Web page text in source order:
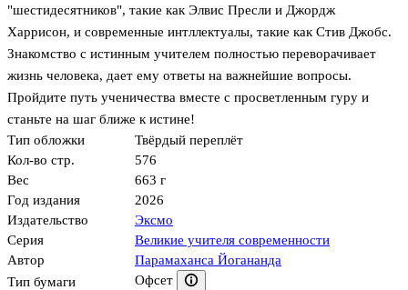
"шестидесятников", такие как Элвис Пресли и Джордж
Харрисон, и современные интллектуалы, такие как Стив Джобс.
Знакомство с истинным учителем полностью переворачивает
жизнь человека, дает ему ответы на важнейшие вопросы.
Пройдите путь ученичества вместе с просветленным гуру и
станьте на шаг ближе к истине!
Тип обложки
Твёрдый переплёт
Кол-во стр.
576
Вес
663 г
Год издания
2026
Издательство
Эксмо
Серия
Великие учителя современности
Автор
Парамаханса Йогананда
Тип бумаги
Офсет